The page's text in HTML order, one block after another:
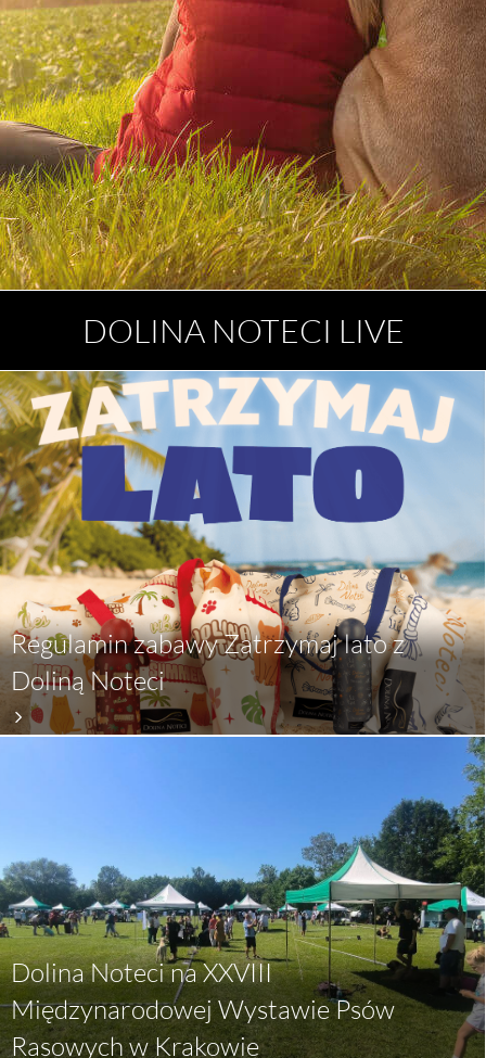
DOLINA NOTECI LIVE
Regulamin zabawy Zatrzymaj lato z
Doliną Noteci
Dolina Noteci na XXVIII
Międzynarodowej Wystawie Psów
Rasowych w Krakowie